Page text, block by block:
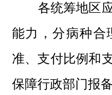
各统筹地区
能力，分病种合
准、支付比例和
保障行政部门报备